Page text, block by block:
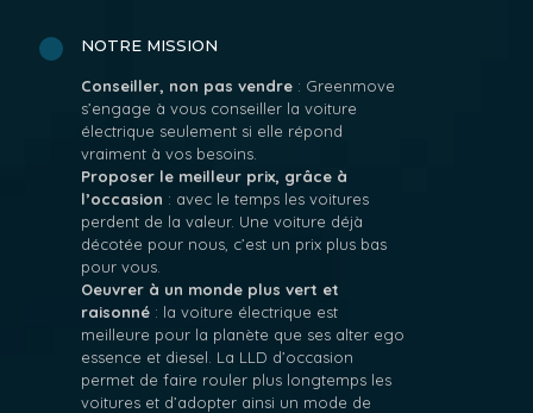
NOTRE MISSION
Conseiller, non pas vendre : Greenmove
s’engage à vous conseiller la voiture
électrique seulement si elle répond
vraiment à vos besoins.
Proposer le meilleur prix, grâce à
l’occasion : avec le temps les voitures
perdent de la valeur. Une voiture déjà
décotée pour nous, c’est un prix plus bas
pour vous.
Oeuvrer à un monde plus vert et
raisonné : la voiture électrique est
meilleure pour la planète que ses alter ego
essence et diesel. La LLD d’occasion
permet de faire rouler plus longtemps les
voitures et d’adopter ainsi un mode de